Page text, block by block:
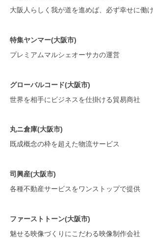
大阪人らしく我が道を進めば、必ず幸せに働
特集ヤンマー(大阪市)
プレミアムマルシェオーサカの運営
グローバルコード(大阪市)
世界を相手にビジネスを仕掛ける貿易商社
丸ニ倉庫(大阪市)
既成概念の枠を超えた物流サービス
司興産(大阪市)
各種不動産サービスをワンストップで提供
ファーストトーン(大阪市)
魅せる映像づくりにこだわる映像制作会社